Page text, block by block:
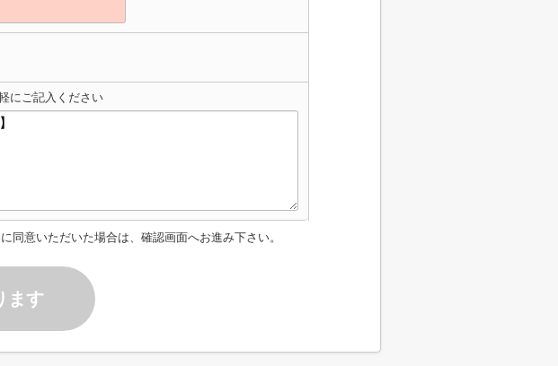
にご記入ください
同意いただいた場合は、確認画面へお進み下さい。
ます